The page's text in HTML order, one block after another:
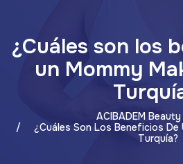
¿Cuáles son los
un Mommy
ACIBADEM
¿Cuáles Son Los Beneficios De
Turquía?